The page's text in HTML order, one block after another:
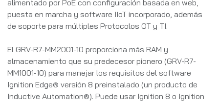
alimentado por PoE con configuración basada en web,
puesta en marcha y software IIoT incorporado, además
de soporte para múltiples Protocolos OT y TI.
El GRV-R7-MM2001-10 proporciona más RAM y
almacenamiento que su predecesor pionero (GRV-R7-
MM1001-10) para manejar los requisitos del software
Ignition Edge® versión 8 preinstalado (un producto de
Inductive Automation®). Puede usar Ignition 8 o Ignition